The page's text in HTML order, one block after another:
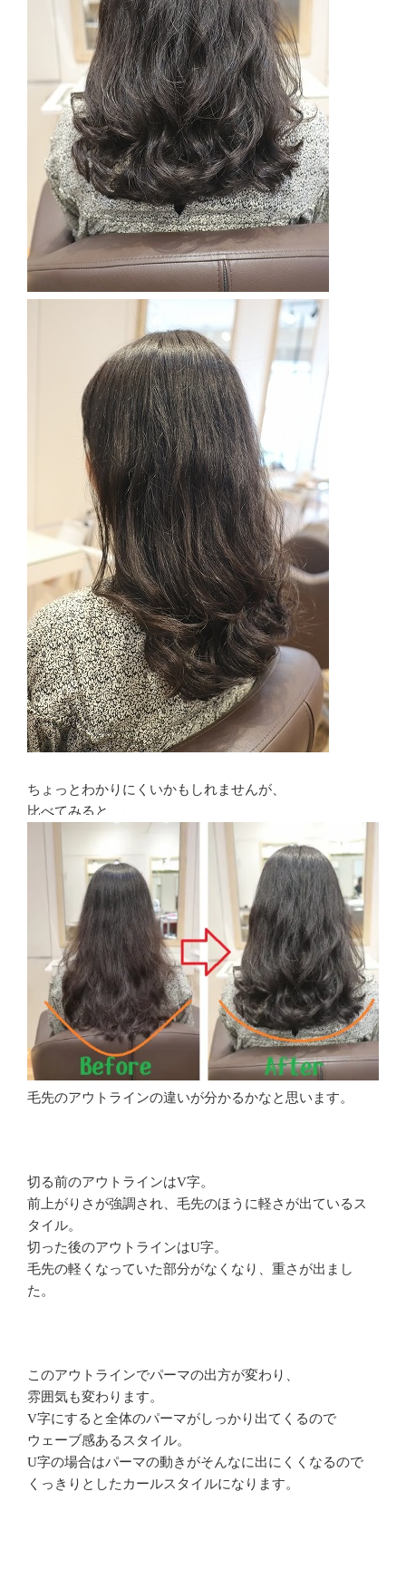
ちょっとわかりにくいかもしれませんが、
比べてみると、、、
毛先のアウトラインの違いが分かるかなと思います。
切る前のアウトラインはV字。
前上がりさが強調され、毛先のほうに軽さが出ているス
タイル。
切った後のアウトラインはU字。
毛先の軽くなっていた部分がなくなり、重さが出まし
た。
このアウトラインでパーマの出方が変わり、
雰囲気も変わります。
V字にすると全体のパーマがしっかり出てくるので
ウェーブ感あるスタイル。
U字の場合はパーマの動きがそんなに出にくくなるので
くっきりとしたカールスタイルになります。